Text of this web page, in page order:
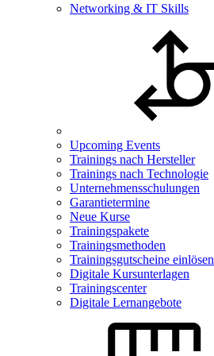
Networking & IT Skills
Upcoming Events
Trainings nach Hersteller
Trainings nach Technologie
Unternehmensschulungen
Garantietermine
Neue Kurse
Trainingspakete
Trainingsmethoden
Trainingsgutscheine einlösen
Digitale Kursunterlagen
Trainingscenter
Digitale Lernangebote